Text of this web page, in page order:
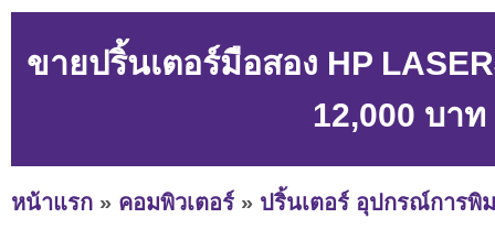
ขายปริ้นเตอร์มือสอง HP
12,000 บา
หน้าแรก » คอมพิวเตอร์ » ปริ้นเตอร์ อุปกรณ์การพิ